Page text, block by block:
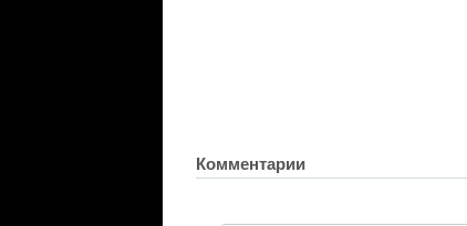
Комментарии